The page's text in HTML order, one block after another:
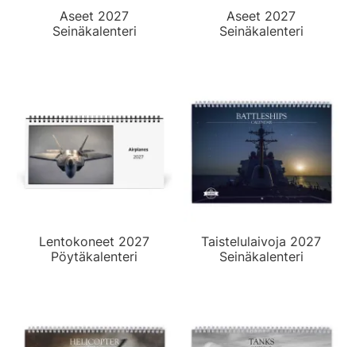
Aseet 2027
Seinäkalenteri
Aseet 2027
Seinäkalenteri
Lentokoneet 2027
Pöytäkalenteri
Taistelulaivoja 2027
Seinäkalenteri